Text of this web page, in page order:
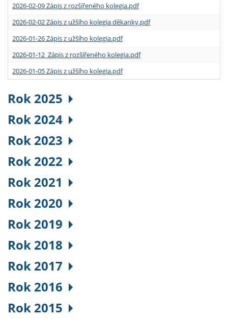
2026-02-09 Zápis z rozšířeného kolegia.pdf
2026-02-02 Zápis z užšího kolegia děkanky.pdf
2026-01-26 Zápis z užšího kolegia.pdf
2026-01-12 Zápis z rozšířeného kolegia.pdf
2026-01-05 Zápis z užšího kolegia.pdf
Rok 2025
Rok 2024
Rok 2023
Rok 2022
Rok 2021
Rok 2020
Rok 2019
Rok 2018
Rok 2017
Rok 2016
Rok 2015